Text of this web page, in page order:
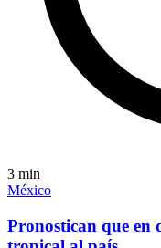
3 min
México
Pronostican que en